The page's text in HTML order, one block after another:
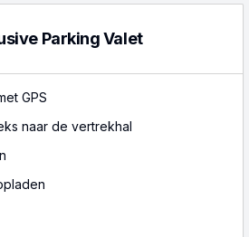
Parking Valet
GPS
naar de vertrekhal